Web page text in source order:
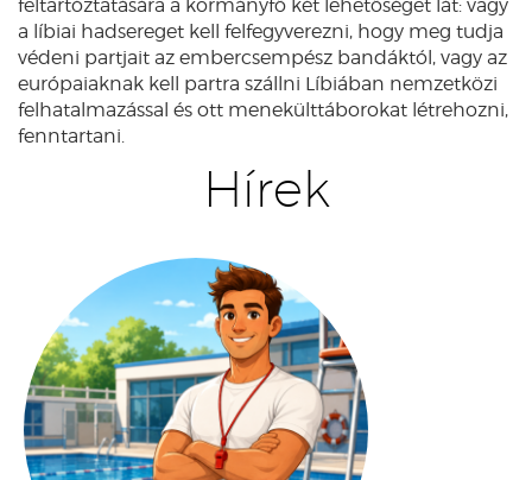
feltartóztatására a kormányfő két lehetőséget lát: vagy
a líbiai hadsereget kell felfegyverezni, hogy meg tudja
védeni partjait az embercsempész bandáktól, vagy az
európaiaknak kell partra szállni Líbiában nemzetközi
felhatalmazással és ott menekülttáborokat létrehozni,
fenntartani.
Hírek